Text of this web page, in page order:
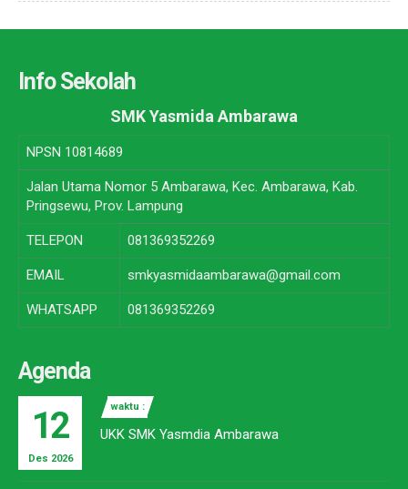
Info Sekolah
SMK Yasmida Ambarawa
NPSN 10814689
Jalan Utama Nomor 5 Ambarawa, Kec. Ambarawa, Kab.
Pringsewu, Prov. Lampung
TELEPON 081369352269
EMAIL smkyasmidaambarawa@gmail.com
WHATSAPP 081369352269
Agenda
12
Des 2026
waktu :
UKK SMK Yasmdia Ambarawa